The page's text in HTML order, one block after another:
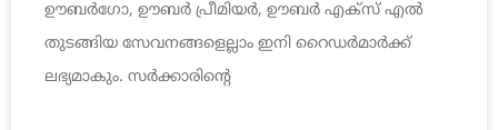
ഊബര്‍ഗോ, ഊബര്‍ പ്രീമിയര്‍, ഊബര്‍ എക്സ് എല്‍
തുടങ്ങിയ സേവനങ്ങളെല്ലാം ഇനി റൈഡര്‍മാര്‍ക്ക്
ലഭ്യമാകും. സര്‍ക്കാരിന്റെ